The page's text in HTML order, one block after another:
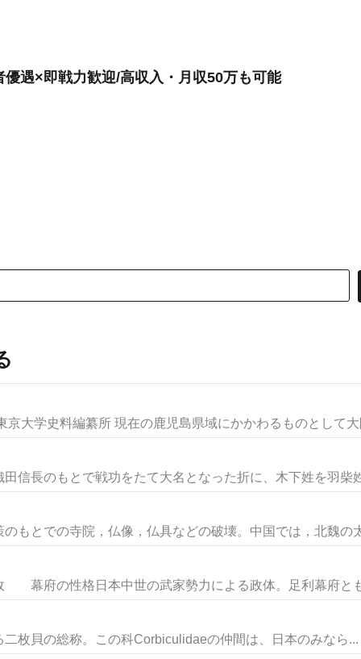
遇×即戦力歓迎/高収入・月収50万も可能
京大学史料編纂所 現在の鹿児島県域にかかわるものとして
信長のもとで戦功をたて大名となった折に、木下姓を羽柴
もとでの寺院，仏像，仏具などの破壊。中国では，北魏の
性格日本中世の武家勢力による政体。足利幕府とも
枚貝の総称。この科Corbiculidaeの仲間は、日本のみなら...